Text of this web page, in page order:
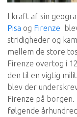
I kraft af sin
Pisa og Firenze
stridigheder og
mellem de store
Firenze overtog i
den til en vigtig
blev der
Firenze på
følgende